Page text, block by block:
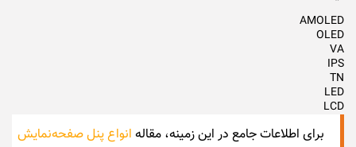
AMOLED
OLED
VA
IPS
TN
LED
LCD
برای اطلاعات جامع در این زمینه، مقاله انواع پنل صفحه‌نمایش